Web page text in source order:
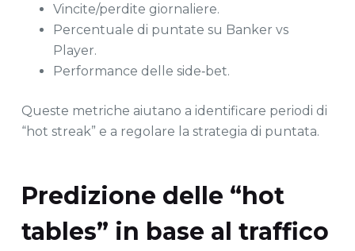
Vincite/perdite giornaliere.
Percentuale di puntate su Banker vs
Player.
Performance delle side‑bet.
Queste metriche aiutano a identificare periodi di
“hot streak” e a regolare la strategia di puntata.
Predizione delle “hot
tables” in base al traffico